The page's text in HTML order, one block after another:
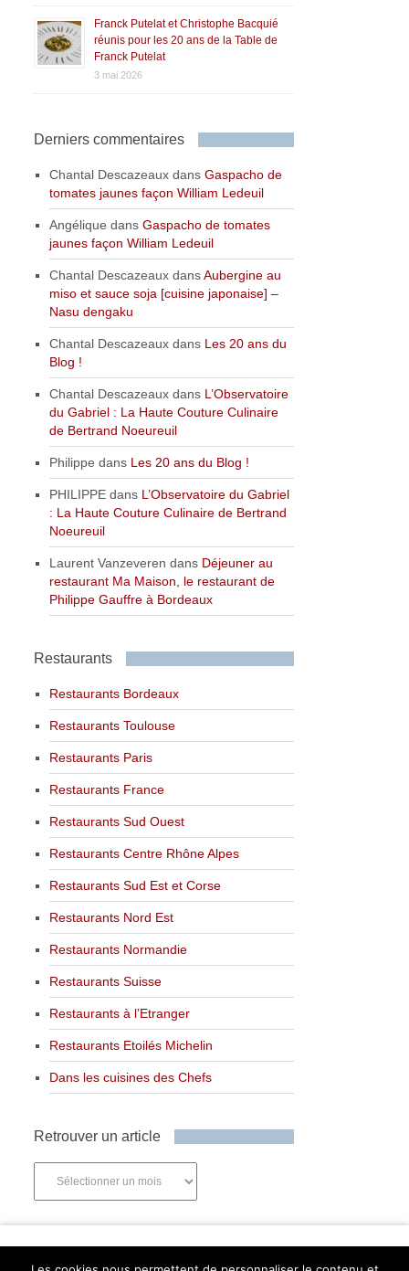
Franck Putelat et Christophe Bacquié
réunis pour les 20 ans de la Table de
Franck Putelat
3 mai 2026
Derniers commentaires
Chantal Descazeaux dansGaspacho de
tomates jaunes façon William Ledeuil
Angélique dansGaspacho de tomates
jaunes façon William Ledeuil
Chantal Descazeaux dansAubergine au
miso et sauce soja [cuisine japonaise] –
Nasu dengaku
Chantal Descazeaux dans Les 20 ans du
Blog !
Chantal Descazeaux dans L’Observatoire
du Gabriel : La Haute Couture Culinaire
de Bertrand Noeureuil
Philippe dans Les 20 ans du Blog !
PHILIPPE dans L’Observatoire du Gabriel
: La Haute Couture Culinaire de Bertrand
Noeureuil
Laurent Vanzeveren dans Déjeuner au
restaurant Ma Maison, le restaurant de
Philippe Gauffre à Bordeaux
Restaurants
Restaurants Bordeaux
Restaurants Toulouse
Restaurants Paris
Restaurants France
Restaurants Sud Ouest
Restaurants Centre Rhône Alpes
Restaurants Sud Est et Corse
Restaurants Nord Est
Restaurants Normandie
Restaurants Suisse
Restaurants à l’Etranger
Restaurants Etoilés Michelin
Dans les cuisines des Chefs
Retrouver un article